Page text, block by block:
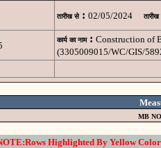
तारीख से : 02/05/2024 तारीख
कार्य का नाम : Construction of
(3305009015/WC/GIS/
MB
Highlighted By Yellow